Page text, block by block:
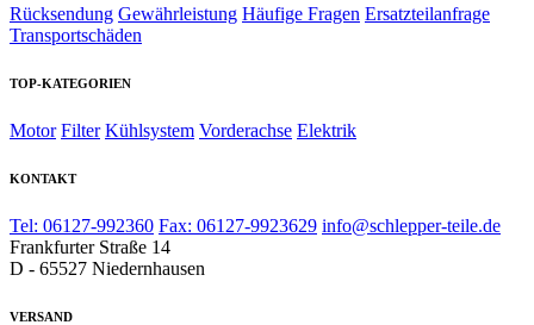
Rücksendung Gewährleistung Häufige Fragen Ersatzteilanfrage
Transportschäden
TOP-KATEGORIEN
Motor Filter Kühlsystem Vorderachse Elektrik
KONTAKT
Tel: 06127-992360 Fax: 06127-9923629 info@schlepper-teile.de
Frankfurter Straße 14
D - 65527 Niedernhausen
VERSAND